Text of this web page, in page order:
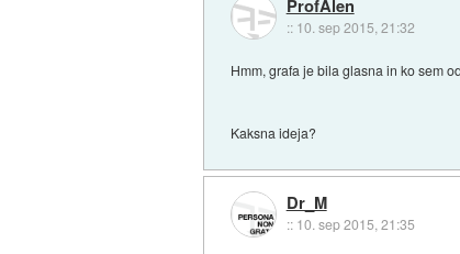
ProfAlen
:: 10. sep 2015, 21:32
Hmm, grafa je bila glasna in ko sem
Kaksna ideja?
Dr_M
:: 10. sep 2015, 21:35